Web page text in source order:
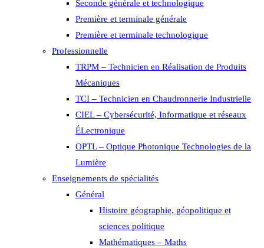
Seconde générale et technologique
Première et terminale générale
Première et terminale technologique
Professionnelle
TRPM – Technicien en Réalisation de Produits
Mécaniques
TCI – Technicien en Chaudronnerie Industrielle
CIEL – Cybersécurité, Informatique et réseaux
ÉLectronique
OPTL – Optique Photonique Technologies de la
Lumière
Enseignements de spécialités
Général
Histoire géographie, géopolitique et
sciences politique
Mathématiques – Maths